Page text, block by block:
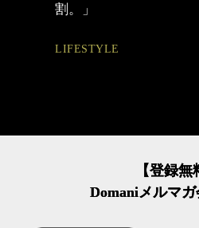
割。」
LIFESTYLE
【登録無
Domaniメルマ